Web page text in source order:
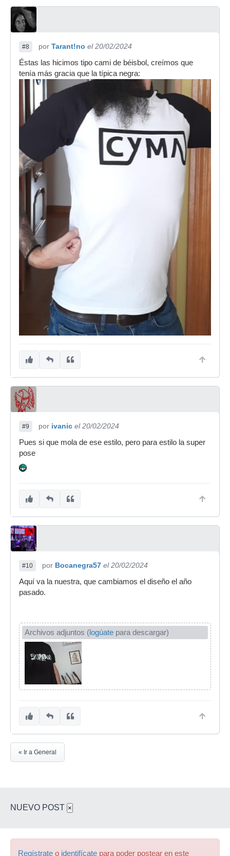
#8 por Tarant!no el 20/02/2024
Éstas las hicimos tipo cami de béisbol, creímos que
tenía más gracia que la típica negra:
#9 por ivanic el 20/02/2024
Pues si que mola de ese estilo, pero para estilo la super
pose
#10 por Bocanegra57 el 20/02/2024
Aquí va la nuestra, que cambiamos el diseño el año
pasado.
Archivos adjuntos (logúate para descargar)
« Ir a General
NUEVO POST ×
Regístrate o identifícate para poder postear en este